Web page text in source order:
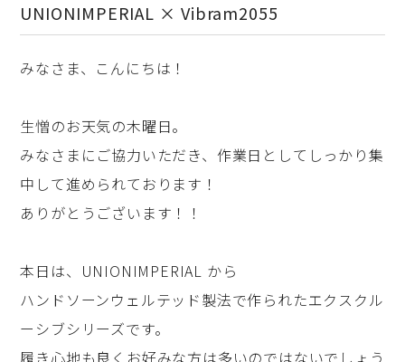
UNIONIMPERIAL × Vibram2055
みなさま、こんにちは！
生憎のお天気の木曜日。
みなさまにご協力いただき、作業日としてしっかり集
中して進められております！
ありがとうございます！！
本日は、UNIONIMPERIAL から
ハンドソーンウェルテッド製法で作られたエクスクル
ーシブシリーズです。
履き心地も良くお好みな方は多いのではないでしょう